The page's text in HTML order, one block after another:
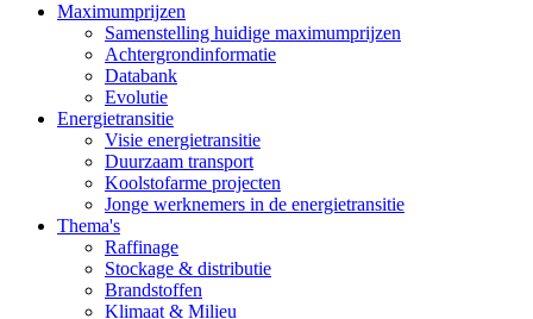
Maximumprijzen
Samenstelling huidige maximumprijzen
Achtergrondinformatie
Databank
Evolutie
Energietransitie
Visie energietransitie
Duurzaam transport
Koolstofarme projecten
Jonge werknemers in de energietransitie
Thema's
Raffinage
Stockage & distributie
Brandstoffen
Klimaat & Milieu